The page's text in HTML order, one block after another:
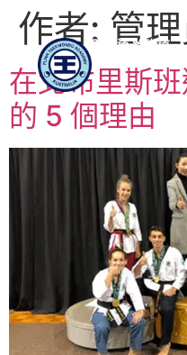
跆拳道 跆拳道
作者: 管
在北布里斯
的 5 個理由